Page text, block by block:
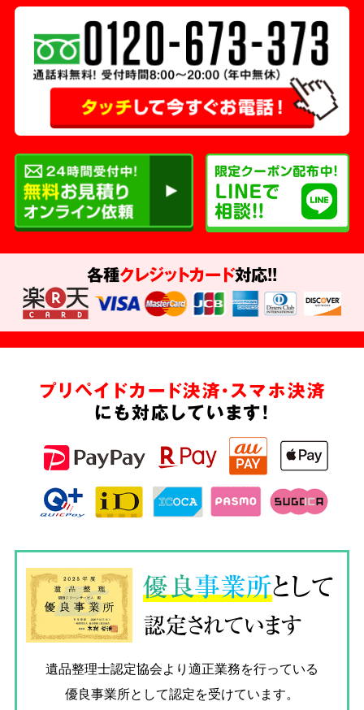
各種クレジットカード対応!!
プリペイドカード決済・スマホ決済
にも対応しています!
優良事業所として
認定されています
遺品整理士認定協会より適正業務を行っている
優良事業所として認定を受けています。